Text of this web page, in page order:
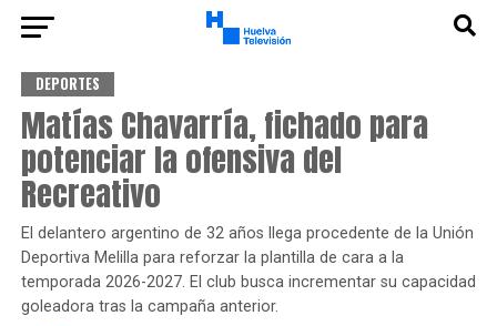
DEPORTES
Matías Chavarría, fichado para
potenciar la ofensiva del
Recreativo
El delantero argentino de 32 años llega procedente de la Unión
Deportiva Melilla para reforzar la plantilla de cara a la
temporada 2026-2027. El club busca incrementar su capacidad
goleadora tras la campaña anterior.